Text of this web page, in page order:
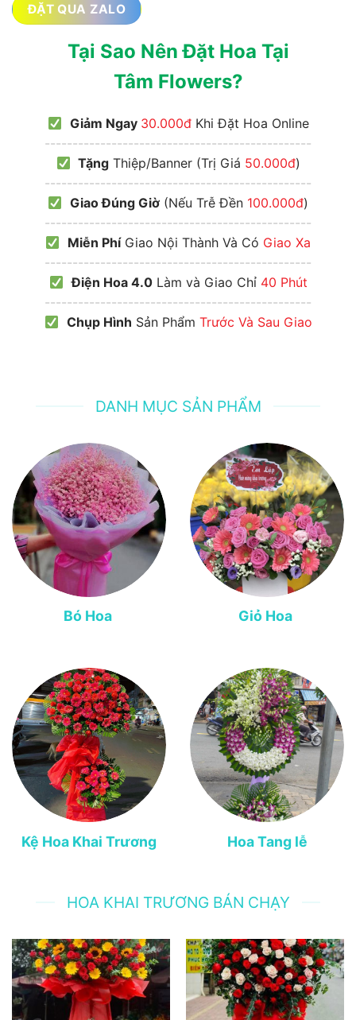
ĐẶT QUA ZALO
Tại Sao Nên Đặt Hoa Tại
Tâm Flowers?
Giảm Ngay 30.000đKhi Đặt Hoa Online
------------------------------------------------
TặngThiệp/Banner (Trị Giá 50.000đ)
------------------------------------------------
Giao Đúng Giờ (Nếu Trễ Đền 100.000đ)
------------------------------------------------
Miễn PhíGiao Nội Thành Và Có Giao Xa
------------------------------------------------
Điện Hoa 4.0Làm và Giao Chỉ 40 Phút
------------------------------------------------
Chụp Hình Sản Phẩm Trước Và Sau Giao
DANH MỤC SẢN PHẨM
Bó Hoa Giỏ Hoa
Kệ Hoa Khai Trương Hoa Tang lễ
HOA KHAI TRƯƠNG BÁN CHẠY